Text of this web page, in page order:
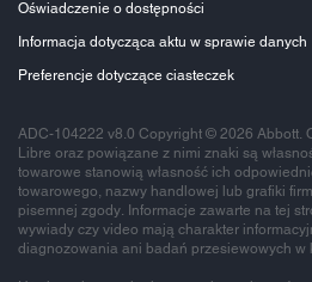
Oświadczenie o dostępności
Informacja dotycząca aktu w sprawie danych
Preferencje dotyczące ciasteczek
ADC-104222 v8.0 Copyright © 2026 Abbott.
Libre oraz powiązane z nimi znaki są
towarowe stanowią własność ich
towarowego, nazwy handlowej lub grafiki
pisemnej zgody. Informacje zawarte na tej
wywiady czy video mają charakter
diagnozowania ani badań przesiewowych w